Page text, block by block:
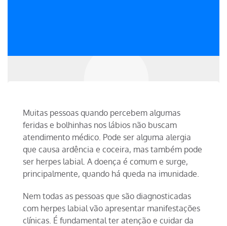
Muitas pessoas quando percebem algumas
feridas e bolhinhas nos lábios não buscam
atendimento médico. Pode ser alguma alergia
que causa ardência e coceira, mas também pode
ser herpes labial. A doença é comum e surge,
principalmente, quando há queda na imunidade.
Nem todas as pessoas que são diagnosticadas
com herpes labial vão apresentar manifestações
clínicas. É fundamental ter atenção e cuidar da